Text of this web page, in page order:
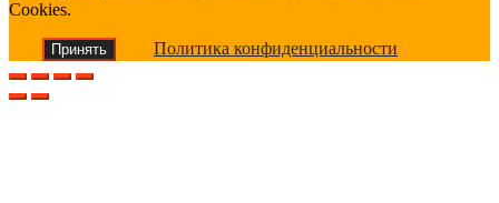
Cookies.
Принять Политика конфиденциальности